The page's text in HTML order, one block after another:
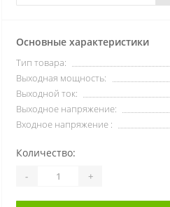
Основные характеристики
Тип товара:
Выходная мощность:
Выходной ток:
Выходное напряжение:
Входное напряжение :
Количество:
- +